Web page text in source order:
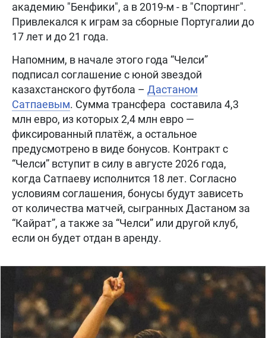
академию "Бенфики", а в 2019-м - в "Спортинг".
Привлекался к играм за сборные Португалии до
17 лет и до 21 года.
Напомним, в начале этого года “Челси”
подписал соглашение с юной звездой
казахстанского футбола – Дастаном
Сатпаевым. Сумма трансфера составила 4,3
млн евро, из которых 2,4 млн евро —
фиксированный платёж, а остальное
предусмотрено в виде бонусов. Контракт с
“Челси” вступит в силу в августе 2026 года,
когда Сатпаеву исполнится 18 лет. Согласно
условиям соглашения, бонусы будут зависеть
от количества матчей, сыгранных Дастаном за
“Кайрат”, а также за “Челси” или другой клуб,
если он будет отдан в аренду.